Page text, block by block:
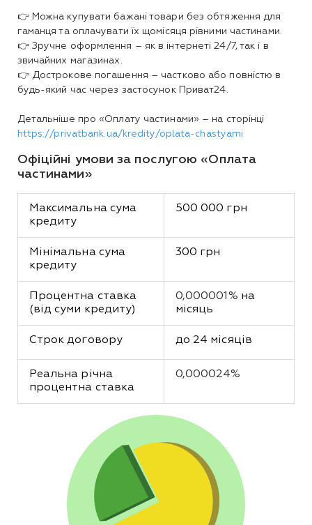
👉 Можна купувати бажані товари без обтяження для
гаманця та оплачувати їх щомісяця рівними частинами.
👉 Зручне оформлення – як в інтернеті 24/7, так і в
звичайних магазинах.
👉 Дострокове погашення – частково або повністю в
будь-який час через застосунок Приват24.
Детальніше про «Оплату частинами» – на сторінці
https://privatbank.ua/kredity/oplata-chastyami
Офіційні умови за послугою «Оплата
частинами»
Максимальна сума
кредиту
500 000 грн
Мінімальна сума
кредиту
300 грн
Процентна ставка
(від суми кредиту)
0,000001% на
місяць
Строк договору до 24 місяців
Реальна річна
процентна ставка
0,000024%